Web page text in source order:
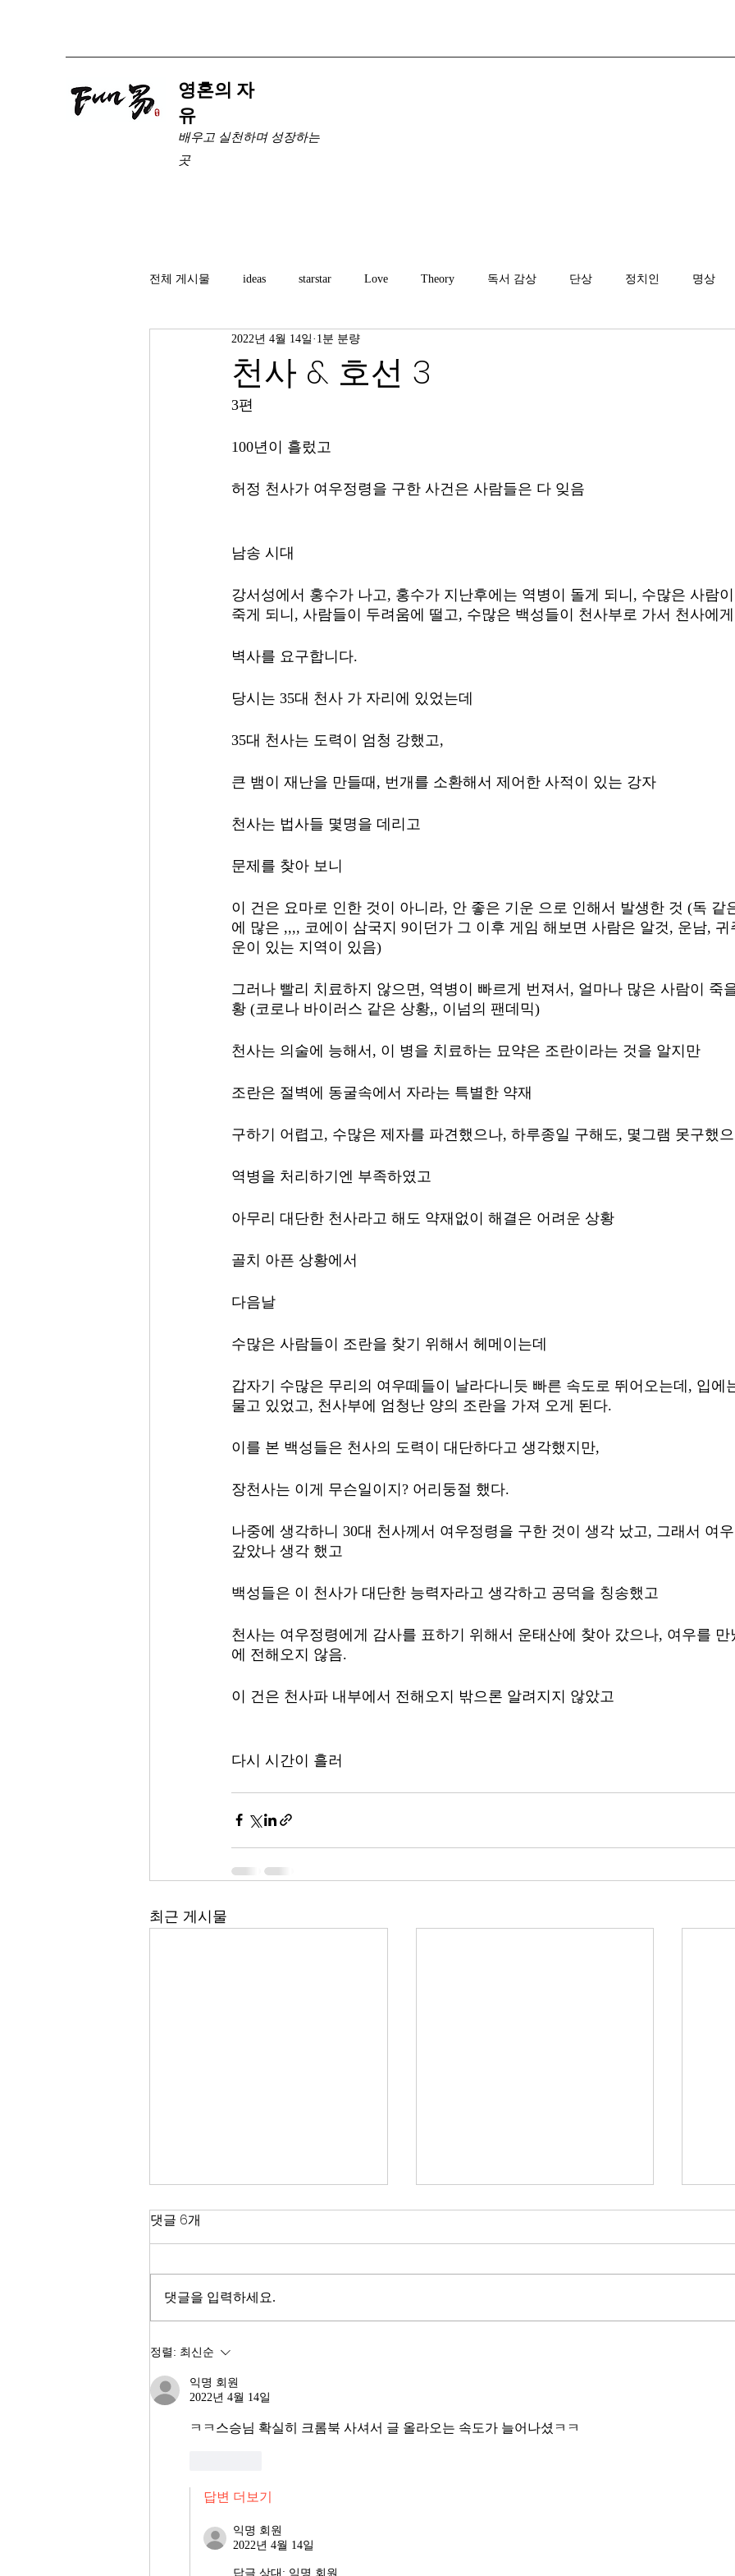
​영혼의 자
유
배우고 실천하며 성장하는
곳
전체 게시물 ideas starstar Love Theory 독서 감상 단상 정치인 명상
천사 & 호선 3
2022년 4월 14일 1분 분량
3편
100년이 흘렀고
허정 천사가 여우정령을 구한 사건은 사람들은 다 잊음
남송 시대
강서성에서 홍수가 나고, 홍수가 지난후에는 역병이 돌게 되니, 수많은 사람
죽게 되니, 사람들이 두려움에 떨고, 수많은 백성들이 천사부로 가서 천사에게
벽사를 요구합니다.
당시는 35대 천사 가 자리에 있었는데
35대 천사는 도력이 엄청 강했고,
큰 뱀이 재난을 만들때, 번개를 소환해서 제어한 사적이 있는 강자
천사는 법사들 몇명을 데리고
문제를 찾아 보니
이 건은 요마로 인한 것이 아니라, 안 좋은 기운 으로 인해서 발생한 것 (독 같
에 많은 ,,,, 코에이 삼국지 9이던가 그 이후 게임 해보면 사람은 알것, 운남, 귀
운이 있는 지역이 있음)
그러나 빨리 치료하지 않으면, 역병이 빠르게 번져서, 얼마나 많은 사람이 죽
황 (코로나 바이러스 같은 상황,, 이넘의 팬데믹)
천사는 의술에 능해서, 이 병을 치료하는 묘약은 조란이라는 것을 알지만
조란은 절벽에 동굴속에서 자라는 특별한 약재
구하기 어렵고, 수많은 제자를 파견했으나, 하루종일 구해도, 몇그램 못구했
역병을 처리하기엔 부족하였고
아무리 대단한 천사라고 해도 약재없이 해결은 어려운 상황
골치 아픈 상황에서
다음날
수많은 사람들이 조란을 찾기 위해서 헤메이는데
갑자기 수많은 무리의 여우떼들이 날라다니듯 빠른 속도로 뛰어오는데, 입에
물고 있었고, 천사부에 엄청난 양의 조란을 가져 오게 된다.
이를 본 백성들은 천사의 도력이 대단하다고 생각했지만,
장천사는 이게 무슨일이지? 어리둥절 했다.
나중에 생각하니 30대 천사께서 여우정령을 구한 것이 생각 났고, 그래서 여
갚았나 생각 했고
백성들은 이 천사가 대단한 능력자라고 생각하고 공덕을 칭송했고
천사는 여우정령에게 감사를 표하기 위해서 운태산에 찾아 갔으나, 여우를 만
에 전해오지 않음.
이 건은 천사파 내부에서 전해오지 밖으론 알려지지 않았고
다시 시간이 흘러
최근 게시물
한국 경제
2026년이 밝았다. KOSPI는 4,400
동안 8.71% 올랐다. 1999년 이후
다. 숫자만 보면 대한민국 경제가
그러나 상가 절반이 공실이고, 폐
업 신고가 줄을 잇는다. 자영업자
10명 중 4명 이상이 향후 3년 내
무엇이 AI 강국인가
정부가 AI G3를 외치고 있다. 미
거다. 그런데 AI 강국이 뭔지부터
중
서론
는
댓글 6개
댓글을 입력하세요.
정렬: 최신순
익명 회원
2022년 4월 14일
ㅋㅋ스승님 확실히 크롬북 사셔서 글 올라오는 속도가 늘어나셨ㅋㅋ
답변 더보기
익명 회원
2022년 4월 14일
답글 상대: 익명 회원